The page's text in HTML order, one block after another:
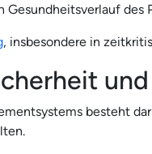
Gesundheitsverlauf
, insbesondere in
besteht